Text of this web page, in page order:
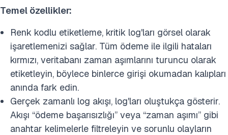
Temel özellikler:
Renk kodlu etiketleme, kritik log'ları görsel olarak
işaretlemenizi sağlar. Tüm ödeme ile ilgili hataları
kırmızı, veritabanı zaman aşımlarını turuncu olarak
etiketleyin, böylece binlerce girişi okumadan kalıpları
anında fark edin.
Gerçek zamanlı log akışı, log'ları oluştukça gösterir.
Akışı “ödeme başarısızlığı” veya “zaman aşımı” gibi
anahtar kelimelerle filtreleyin ve sorunlu olayların